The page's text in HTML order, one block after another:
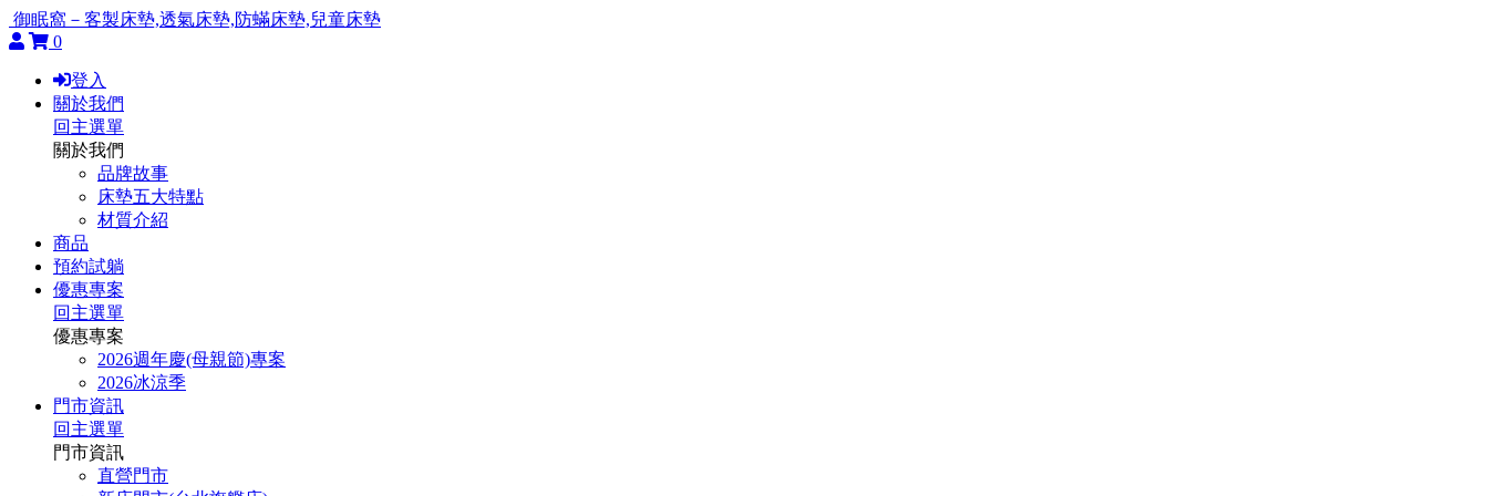
御眠窩－客製床墊,透氣床墊,防蟎床墊,兒童床墊
0
登入
關於我們
回主選單
關於我們
品牌故事
床墊五大特點
材質介紹
商品
預約試躺
優惠專案
回主選單
優惠專案
2026週年慶(母親節)專案
2026冰涼季
門市資訊
回主選單
門市資訊
直營門市